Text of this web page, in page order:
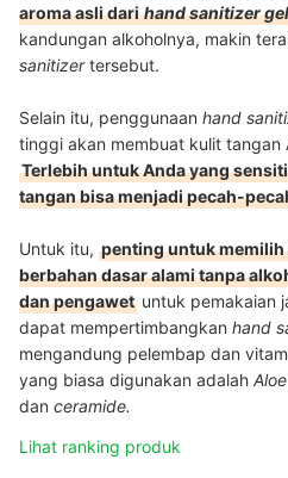
aroma asli dari hand sanitizer gel
kandungan alkoholnya, makin
sanitizertersebut.
Selain itu, penggunaan hand
tinggi akan membuat kulit tangan
Terlebih untuk Anda yang
tangan bisa menjadi pecah-
Untuk itu, penting untuk memilih
berbahan dasar alami tanpa
dan pengawet untuk pemakaian
dapat mempertimbangkan hand
mengandung pelembap dan
yang biasa digunakan adalah
dan ceramide.
Lihat ranking produk